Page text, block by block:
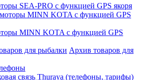
SEA-PRO с функцией GPS якоря
MINN KOTA с функцией GPS
Архив товаров для